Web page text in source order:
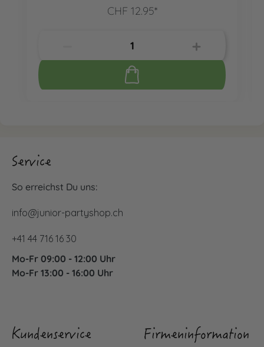
CHF 12.95*
Service
So erreichst Du uns:
info@junior-partyshop.ch
+41 44 716 16 30
Mo-Fr 09:00 - 12:00 Uhr
Mo-Fr 13:00 - 16:00 Uhr
Kundenservice Firmeninformation